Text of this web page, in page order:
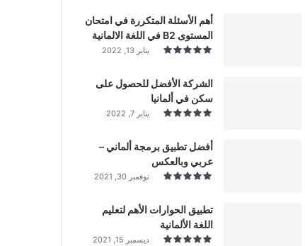
أهم الأسئلة المتكررة في امتحان
المستوى B2 في اللغة الالمانية
يناير 13, 2022
الشركة الأفضل للحصول على
سكن في ألمانيا
يناير 7, 2022
أفضل تطبيق برمجة ألماني –
عربي وبالعكس
نوفمبر 30, 2021
تطبيق الحوارات الأهم لتعليم
اللغة الألمانية
ديسمبر 15, 2021